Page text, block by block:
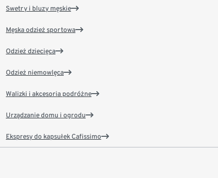
Swetry i bluzy męskie
Męska odzież sportowa
Odzież dziecięca
Odzież niemowlęca
Walizki i akcesoria podróżne
Urządzanie domu i ogrodu
Ekspresy do kapsułek Cafissimo